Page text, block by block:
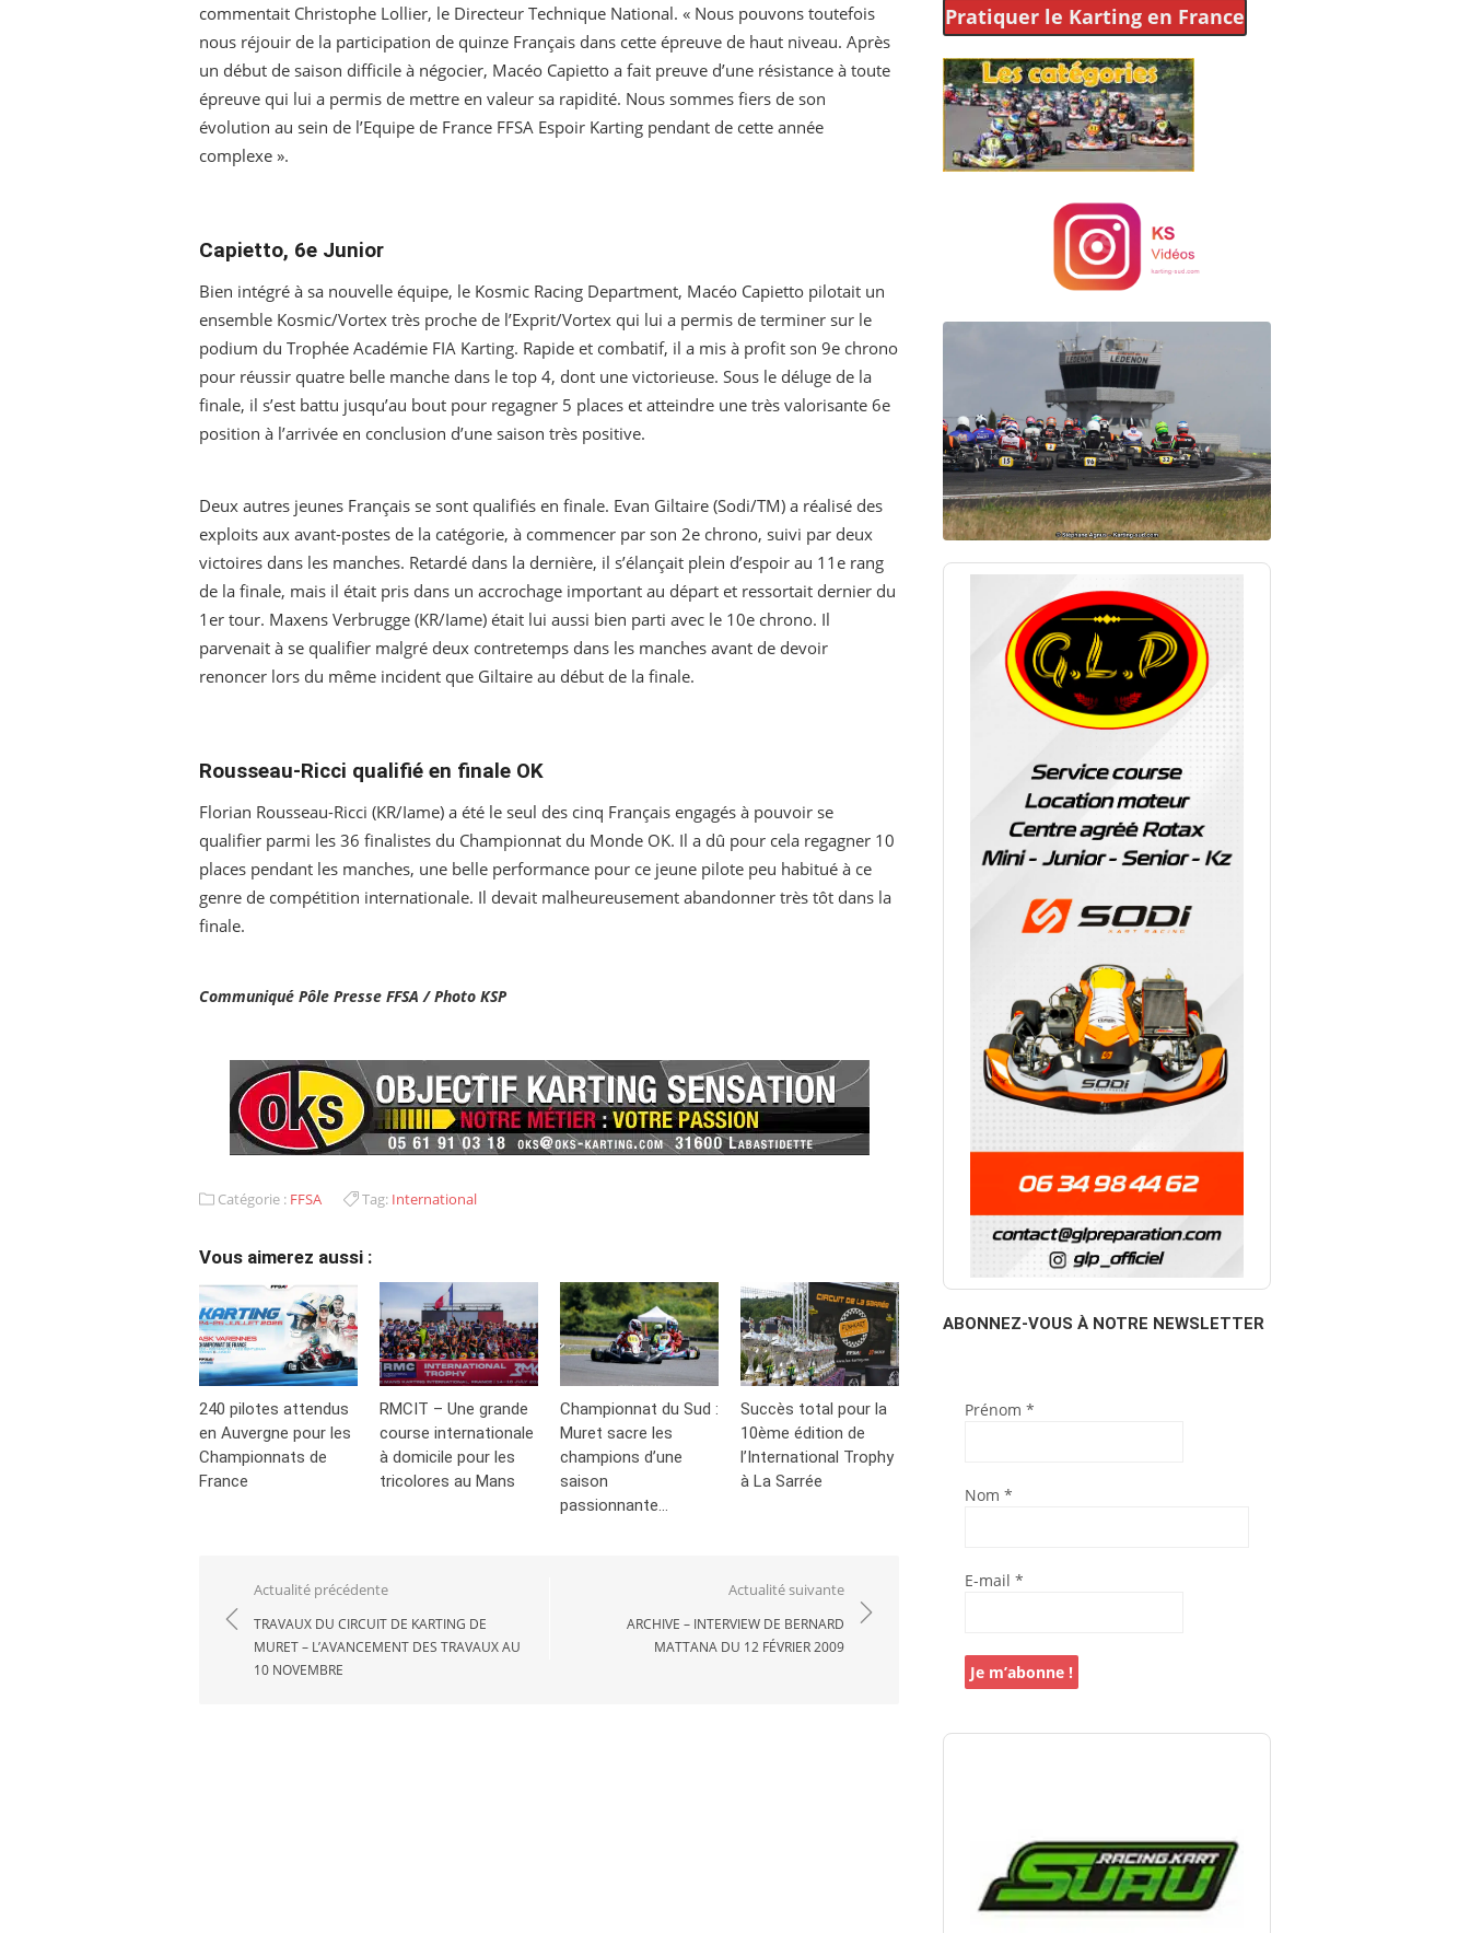
commentait Christophe Lollier, le Directeur Technique National. « Nous pouvons toutefois
nous réjouir de la participation de quinze Français dans cette épreuve de haut niveau. Après
un début de saison difficile à négocier, Macéo Capietto a fait preuve d’une résistance à toute
épreuve qui lui a permis de mettre en valeur sa rapidité. Nous sommes fiers de son
évolution au sein de l’Equipe de France FFSA Espoir Karting pendant de cette année
complexe ».
Capietto, 6e Junior
Bien intégré à sa nouvelle équipe, le Kosmic Racing Department, Macéo Capietto pilotait un
ensemble Kosmic/Vortex très proche de l’Exprit/Vortex qui lui a permis de terminer sur le
podium du Trophée Académie FIA Karting. Rapide et combatif, il a mis à profit son 9e chrono
pour réussir quatre belle manche dans le top 4, dont une victorieuse. Sous le déluge de la
finale, il s’est battu jusqu’au bout pour regagner 5 places et atteindre une très valorisante 6e
position à l’arrivée en conclusion d’une saison très positive.
Deux autres jeunes Français se sont qualifiés en finale. Evan Giltaire (Sodi/TM) a réalisé des
exploits aux avant-postes de la catégorie, à commencer par son 2e chrono, suivi par deux
victoires dans les manches. Retardé dans la dernière, il s’élançait plein d’espoir au 11e rang
de la finale, mais il était pris dans un accrochage important au départ et ressortait dernier du
1er tour. Maxens Verbrugge (KR/Iame) était lui aussi bien parti avec le 10e chrono. Il
parvenait à se qualifier malgré deux contretemps dans les manches avant de devoir
renoncer lors du même incident que Giltaire au début de la finale.
Rousseau-Ricci qualifié en finale OK
Florian Rousseau-Ricci (KR/Iame) a été le seul des cinq Français engagés à pouvoir se
qualifier parmi les 36 finalistes du Championnat du Monde OK. Il a dû pour cela regagner 10
places pendant les manches, une belle performance pour ce jeune pilote peu habitué à ce
genre de compétition internationale. Il devait malheureusement abandonner très tôt dans la
finale.
Communiqué Pôle Presse FFSA / Photo KSP
Catégorie : FFSA Tag: International
Vous aimerez aussi :
240 pilotes attendus
en Auvergne pour les
Championnats de
France
RMCIT – Une grande
course internationale
à domicile pour les
tricolores au Mans
Championnat du Sud :
Muret sacre les
champions d’une
saison
passionnante…
Succès total pour la
10ème édition de
l’International Trophy
à La Sarrée
Navigation
de
l’article
Actualité précédente
TRAVAUX DU CIRCUIT DE KARTING DE
MURET – L’AVANCEMENT DES TRAVAUX AU
10 NOVEMBRE
Actualité suivante
ARCHIVE – INTERVIEW DE BERNARD
MATTANA DU 12 FÉVRIER 2009
Pratiquer le Karting en France
ABONNEZ-VOUS À NOTRE NEWSLETTER
Prénom *
Nom *
E-mail *